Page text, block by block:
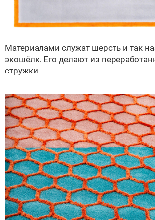
Материалами служат шерсть и так
экошёлк. Его делают из
стружки.